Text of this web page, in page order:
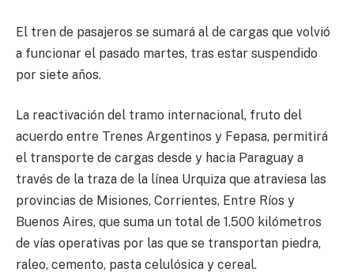
El tren de pasajeros se sumará al de cargas que volvió
a funcionar el pasado martes, tras estar suspendido
por siete años.
La reactivación del tramo internacional, fruto del
acuerdo entre Trenes Argentinos y Fepasa, permitirá
el transporte de cargas desde y hacia Paraguay a
través de la traza de la línea Urquiza que atraviesa las
provincias de Misiones, Corrientes, Entre Ríos y
Buenos Aires, que suma un total de 1.500 kilómetros
de vías operativas por las que se transportan piedra,
raleo, cemento, pasta celulósica y cereal.